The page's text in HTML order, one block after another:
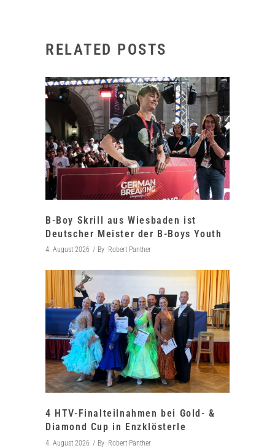
RELATED POSTS
B-Boy Skrill aus Wiesbaden ist
Deutscher Meister der B-Boys Youth
4. August 2026 By Robert Panther
4 HTV-Finalteilnahmen bei Gold- &
Diamond Cup in Enzklösterle
4. August 2026 By Robert Panther